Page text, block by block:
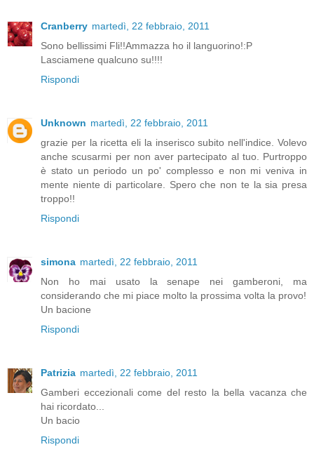
Cranberry martedì, 22 febbraio, 2011
Sono bellissimi Fli!!Ammazza ho il languorino!:P
Lasciamene qualcuno su!!!!
Rispondi
Unknown martedì, 22 febbraio, 2011
grazie per la ricetta eli la inserisco subito nell'indice. Volevo
anche scusarmi per non aver partecipato al tuo. Purtroppo
è stato un periodo un po' complesso e non mi veniva in
mente niente di particolare. Spero che non te la sia presa
troppo!!
Rispondi
simona martedì, 22 febbraio, 2011
Non ho mai usato la senape nei gamberoni, ma
considerando che mi piace molto la prossima volta la provo!
Un bacione
Rispondi
Patrizia martedì, 22 febbraio, 2011
Gamberi eccezionali come del resto la bella vacanza che
hai ricordato...
Un bacio
Rispondi